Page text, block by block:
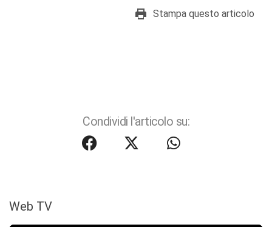
Stampa questo articolo
Condividi l'articolo su:
Web TV